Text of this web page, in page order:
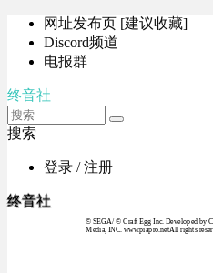
网址发布页 [建议收藏]
Discord频道
电报群
终音社
搜索
登录 / 注册
终音社
© SEGA / © Craft Egg Inc. Developed by
Media, INC. www.piapro.netAll rights